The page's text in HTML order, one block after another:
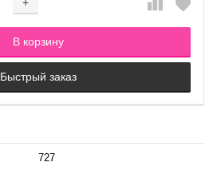
Добавляется...
В корзину
Добавлен
Быстрый заказ
727